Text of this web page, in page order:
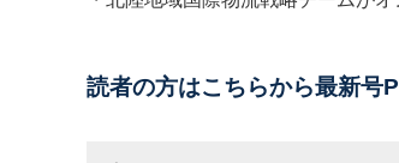
読者の方はこちらから最新号